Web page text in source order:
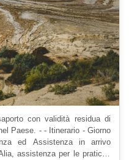
con validità residua di
Paese. - - Itinerario - Giorno
ed Assistenza in arrivo
assistenza per le pratiche